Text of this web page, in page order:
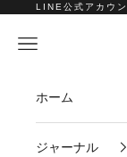
コンテンツへスキップ
LINE公式アカウ
メニュー
ホーム
ジャーナル